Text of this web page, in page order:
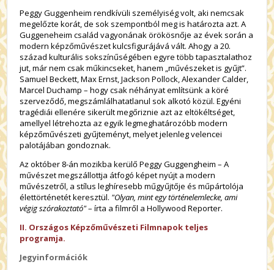
Peggy Guggenheim rendkívüli személyiség volt, aki nemcsak
megelőzte korát, de sok szempontból meg is határozta azt. A
Guggeneheim család vagyonának örökösnője az évek során a
modern képzőművészet kulcsfigurájává vált. Ahogy a 20.
század kulturális sokszínűségében egyre több tapasztalathoz
jut, már nem csak műkincseket, hanem „művészeket is gyűjt”.
Samuel Beckett, Max Ernst, Jackson Pollock, Alexander Calder,
Marcel Duchamp – hogy csak néhányat említsünk a köré
szerveződő, megszámlálhatatlanul sok alkotó közül. Egyéni
tragédiái ellenére sikerült megőriznie azt az eltökéltséget,
amellyel létrehozta az egyik legmeghatározóbb modern
képzőművészeti gyűjteményt, melyet jelenleg velencei
palotájában gondoznak.
Az október 8-án mozikba kerülő Peggy Guggengheim – A
művészet megszállottja átfogó képet nyújt a modern
művészetről, a stílus leghíresebb műgyűjtője és műpártolója
élettörténetét keresztül. "Olyan, mint egy történelemlecke, ami
végig szórakoztató"– írta a filmről a Hollywood Reporter.
II. Országos Képzőművészeti Filmnapok teljes
programja.
Jegyinformációk